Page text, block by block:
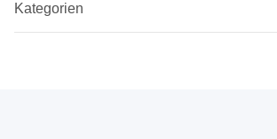
Kategorien